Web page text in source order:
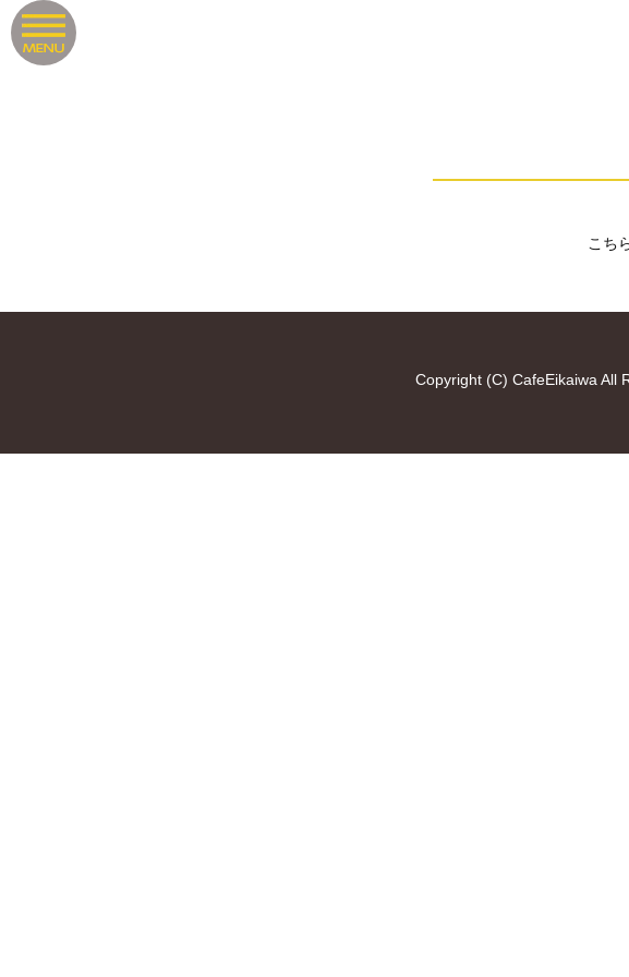
こち
Copyright (C) CafeEikaiwa All